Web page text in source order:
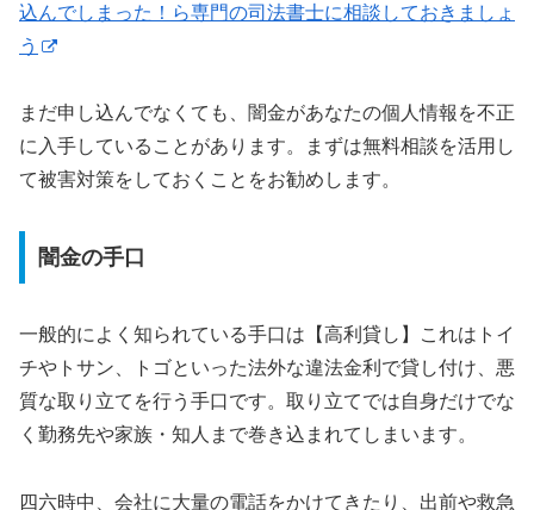
込んでしまった！ら専門の司法書士に相談しておきましょ
う
まだ申し込んでなくても、闇金があなたの個人情報を不正
に入手していることがあります。まずは無料相談を活用し
て被害対策をしておくことをお勧めします。
闇金の手口
一般的によく知られている手口は【高利貸し】これはトイ
チやトサン、トゴといった法外な違法金利で貸し付け、悪
質な取り立てを行う手口です。取り立てでは自身だけでな
く勤務先や家族・知人まで巻き込まれてしまいます。
四六時中、会社に大量の電話をかけてきたり、出前や救急